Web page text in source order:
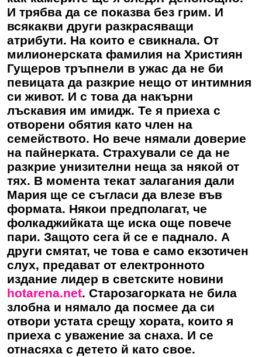
И трябва да се показва без грим. И
всякакви други разкрасяващи
атрибути. На които е свикнала. От
милионерската фамилия на Християн
Гущеров тръпнели в ужас да не би
певицата да разкрие нещо от интимния
си живот. И с това да накърни
лъскавия им имидж. Те я приеха с
отворени обятия като член на
семейството. Но вече нямали доверие
на пайнерката. Страхували се да не
разкрие унизителни неща за някой от
тях. В момента текат залагания дали
Мария ще се съгласи да влезе във
формата. Някои предполагат, че
фолкаджийката ще иска още повече
пари. Защото сега й се е паднало. А
други смятат, че това е само екзотичен
слух, предават от електронното
издание лидер в светските новини
hotarena.net. Старозагорката не била
злобна и нямало да посмее да си
отвори устата срещу хората, които я
приеха с уважение за снаха. И се
отнасяха с детето й като свое.